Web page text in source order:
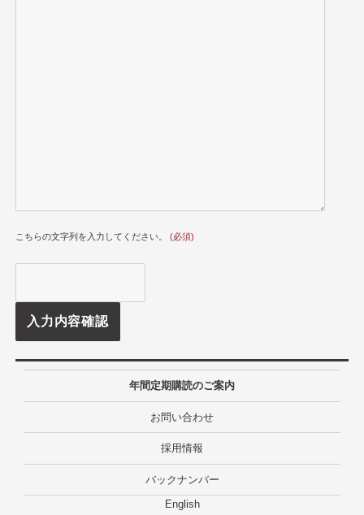
こちらの文字列を入力してください。(必須)
年間定期購読のご案内
お問い合わせ
採用情報
バックナンバー
English